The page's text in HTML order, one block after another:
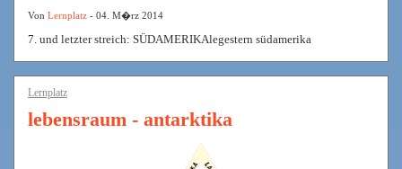
Von Lernplatz - 04. M�rz 2014
7. und letzter streich: SÜDAMERIKAlegestern südamerika
Lernplatz
lebensraum - antarktika